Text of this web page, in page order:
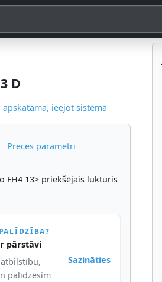
D
ieejot sistēmā
Preces parametri
FH4 13> priekšējais lukturis
pārstāvi
palīdzēsim
Sazināties